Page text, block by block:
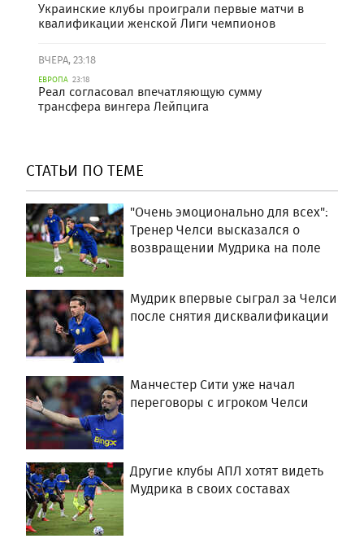
Украинские клубы проиграли первые матчи в
квалификации женской Лиги чемпионов
ВЧЕРА, 23:18
ЕВРОПА 23:18
Реал согласовал впечатляющую сумму
трансфера вингера Лейпцига
СТАТЬИ ПО ТЕМЕ
"Очень эмоционально для всех":
Тренер Челси высказался о
возвращении Мудрика на поле
Мудрик впервые сыграл за Челси
после снятия дисквалификации
Манчестер Сити уже начал
переговоры с игроком Челси
Другие клубы АПЛ хотят видеть
Мудрика в своих составах